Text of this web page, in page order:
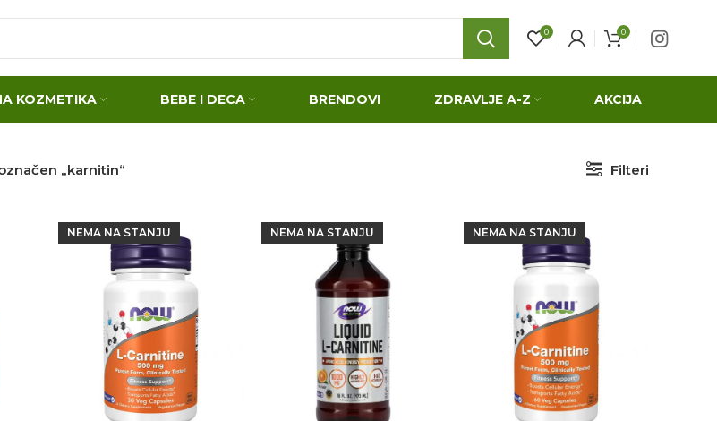
0 0
KOZMETIKA BEBE I DECA BRENDOVI ZDRAVLJE A-Z AKCIJA
„karnitin“ Filteri
NEMA NA STANJU NEMA NA STANJU NEMA NA STANJU